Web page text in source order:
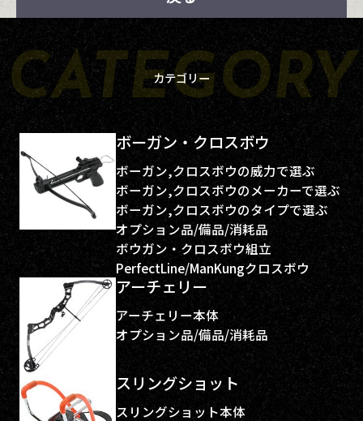
カテゴリー
ボーガン・クロスボウ
ボーガン,クロスボウの威力で選ぶ
ボーガン,クロスボウのメーカーで選ぶ
ボーガン,クロスボウのタイプで選ぶ
オプション品/備品/消耗品
ボウガン・クロスボウ組立
PerfectLine/ManKungクロスボウ
アーチェリー
アーチェリー本体
オプション品/備品/消耗品
スリングショット
スリングショット本体